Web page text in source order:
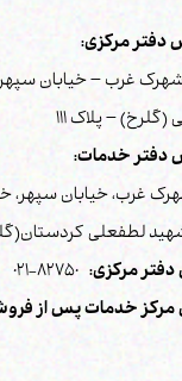
دفتر مرکزی:
غرب – خیابان
(گلرخ) – پلاک 111
دفتر خدمات:
غرب، خیابان سپهر،
لطفعلی
مرکزی:82750-021
خدمات پس از